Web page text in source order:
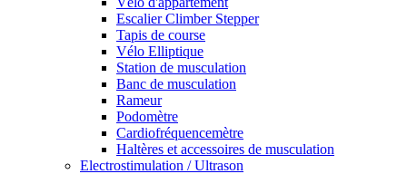
Escalier Climber Stepper
Tapis de course
Vélo Elliptique
Station de musculation
Banc de musculation
Rameur
Podomètre
Cardiofréquencemètre
Haltères et accessoires de musculation
Electrostimulation / Ultrason